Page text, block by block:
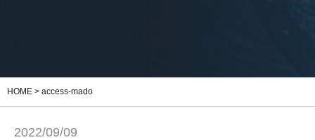
HOME > access-mado
2022/09/09